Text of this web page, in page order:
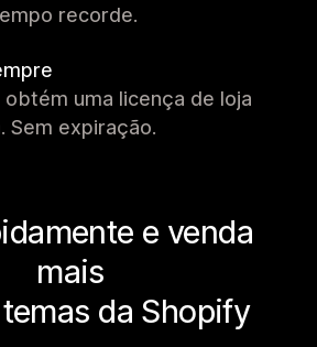
recorde.
obtém uma licença de loja
Sem expiração.
e venda
mais
da Shopify